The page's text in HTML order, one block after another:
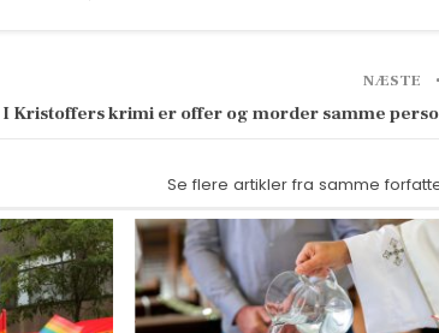
NÆSTE
I Kristoffers krimi er offer og morder samme
Se flere artikler fra samme